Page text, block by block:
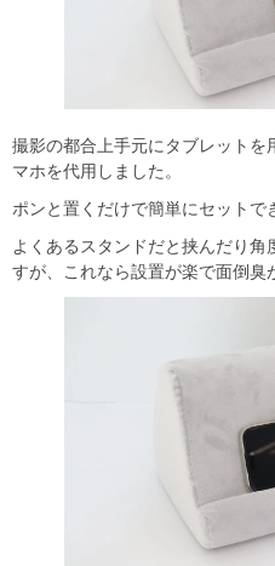
撮影の都合上手元にタブレットを
マホを代用しました。
ポンと置くだけで簡単にセット
よくあるスタンドだと挟んだり角
すが、これなら設置が楽で面倒臭